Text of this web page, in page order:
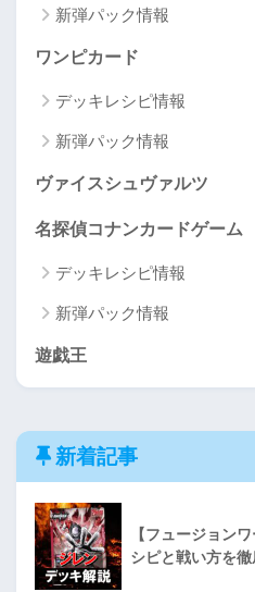
新弾パック情報
ワンピカード
デッキレシピ情報
新弾パック情報
ヴァイスシュヴァルツ
名探偵コナンカードゲーム
デッキレシピ情報
新弾パック情報
遊戯王
新着記事
【フュージョン
シピと戦い方を徹